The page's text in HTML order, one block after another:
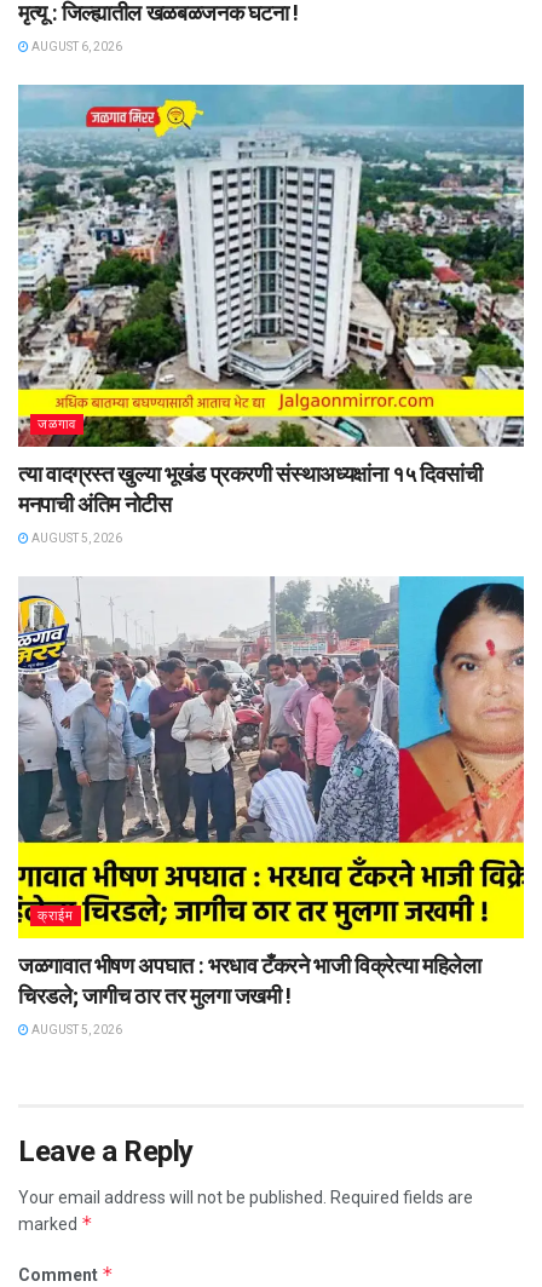
मृत्यू : जिल्ह्यातील खळबळजनक घटना !
AUGUST 6, 2026
जळगाव
त्या वादग्रस्त खुल्या भूखंड प्रकरणी संस्थाअध्यक्षांना १५ दिवसांची
मनपाची अंतिम नोटीस
AUGUST 5, 2026
क्राईम
जळगावात भीषण अपघात : भरधाव टँकरने भाजी विक्रेत्या महिलेला
चिरडले; जागीच ठार तर मुलगा जखमी !
AUGUST 5, 2026
Leave a Reply
Your email address will not be published.
Required fields are
marked *
Comment *